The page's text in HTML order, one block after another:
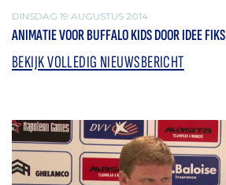
DINSDAG 19 AUGUSTUS 2014
ANIMATIE VOOR BUFFALO KIDS DOOR IDEE FIKS
BEKIJK VOLLEDIG NIEUWSBERICHT